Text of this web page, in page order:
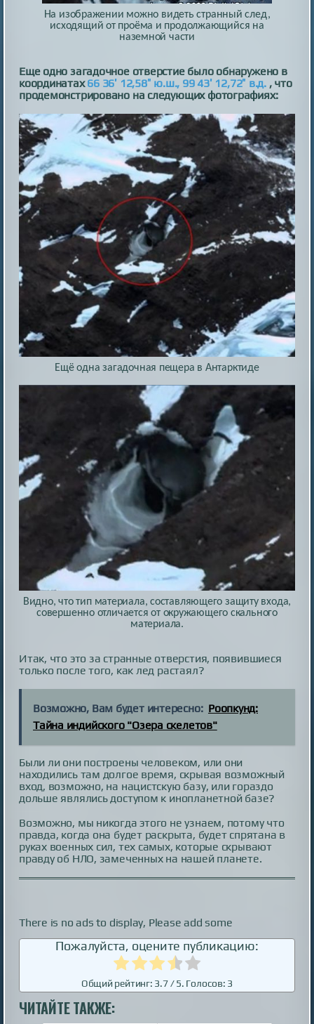
На изображении можно видеть странный след,
исходящий от проёма и продолжающийся на
наземной части
Еще одно загадочное отверстие было обнаружено в
координатах66 36′ 12,58″ ю.ш., 99 43′ 12,72″ в.д. , что
продемонстрировано на следующих фотографиях:
Ещё одна загадочная пещера в Антарктиде
Видно, что тип материала, составляющего защиту входа,
совершенно отличается от окружающего скального
материала.
Итак, что это за странные отверстия, появившиеся
только после того, как лед растаял?
Возможно, Вам будет интересно: Роопкунд:
Тайна индийского "Озера скелетов"
Были ли они построены человеком, или они
находились там долгое время, скрывая возможный
вход, возможно, на нацистскую базу, или гораздо
дольше являлись доступом к инопланетной базе?
Возможно, мы никогда этого не узнаем, потому что
правда, когда она будет раскрыта, будет спрятана в
руках военных сил, тех самых, которые скрывают
правду об НЛО, замеченных на нашей планете.
There is no ads to display, Please add some
Пожалуйста, оцените публикацию:
Общий рейтинг: 3.7/ 5. Голосов: 3
ЧИТАЙТЕ ТАКЖЕ: